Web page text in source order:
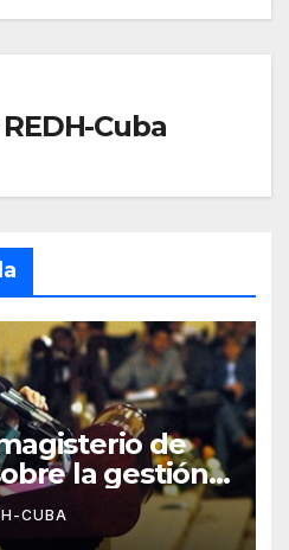
REDH-Cuba
de
la gestión
Guach Estévez
CUBA